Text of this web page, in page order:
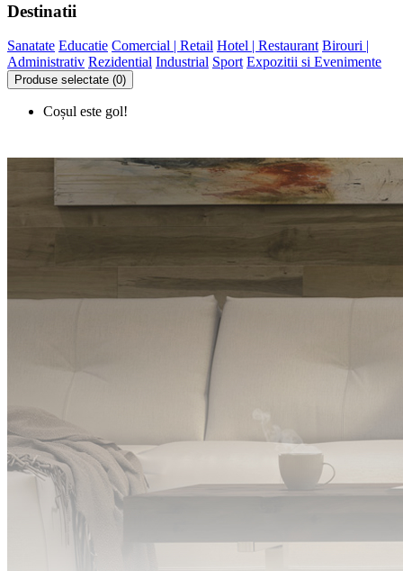
Destinatii
Sanatate Educatie Comercial | Retail Hotel | Restaurant Birouri |
Administrativ Rezidential Industrial Sport Expozitii si Evenimente
Produse selectate (0)
Coșul este gol!